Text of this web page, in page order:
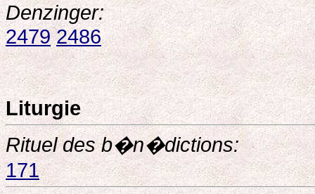
Denzinger:
2479 2486
Liturgie
Rituel des b�n�dictions:
171